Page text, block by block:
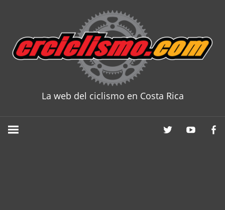
content
La web del ciclismo en Costa Rica